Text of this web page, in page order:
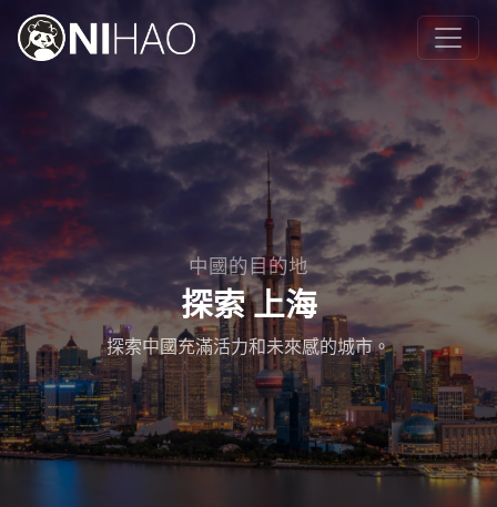
中國的目的地
探索 上海
探索中國充滿活力和未來感的城市。